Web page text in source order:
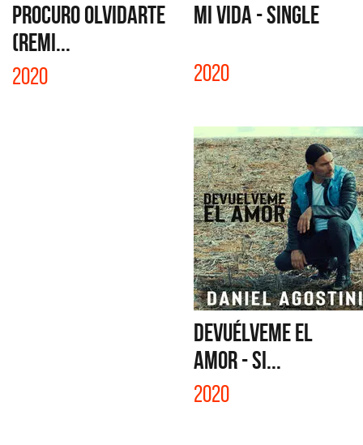
PROCURO OLVIDARTE
(REMI...
2020
MI VIDA - SINGLE
2020
DEVUÉLVEME EL
AMOR - SI...
2020